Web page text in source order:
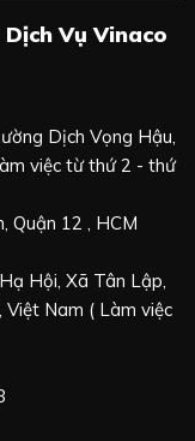
Vụ Vinaco
Dịch Vọng Hậu,
việc từ thứ 2 - thứ
Quận 12 , HCM
Hội, Xã Tân Lập,
Nam ( Làm việc